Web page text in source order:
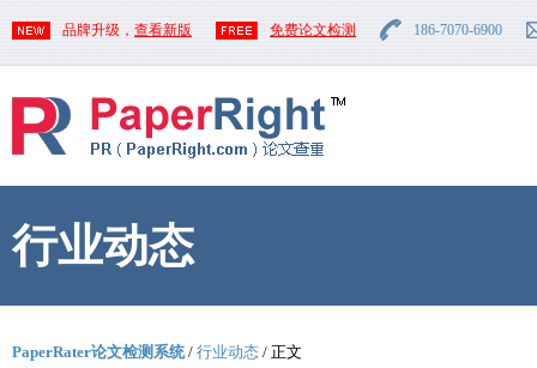
品牌升级， 查看新版 免费论文检测 186-7070-6900
行业动态
PaperRater论文检测系统/ 行业动态 / 正文